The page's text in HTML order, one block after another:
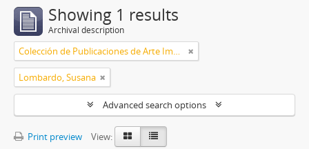
Showing 1 results
Archival description
Colección de Publicaciones de Arte Impreso
Lombardo, Susana
Advanced search options
Print preview
View: